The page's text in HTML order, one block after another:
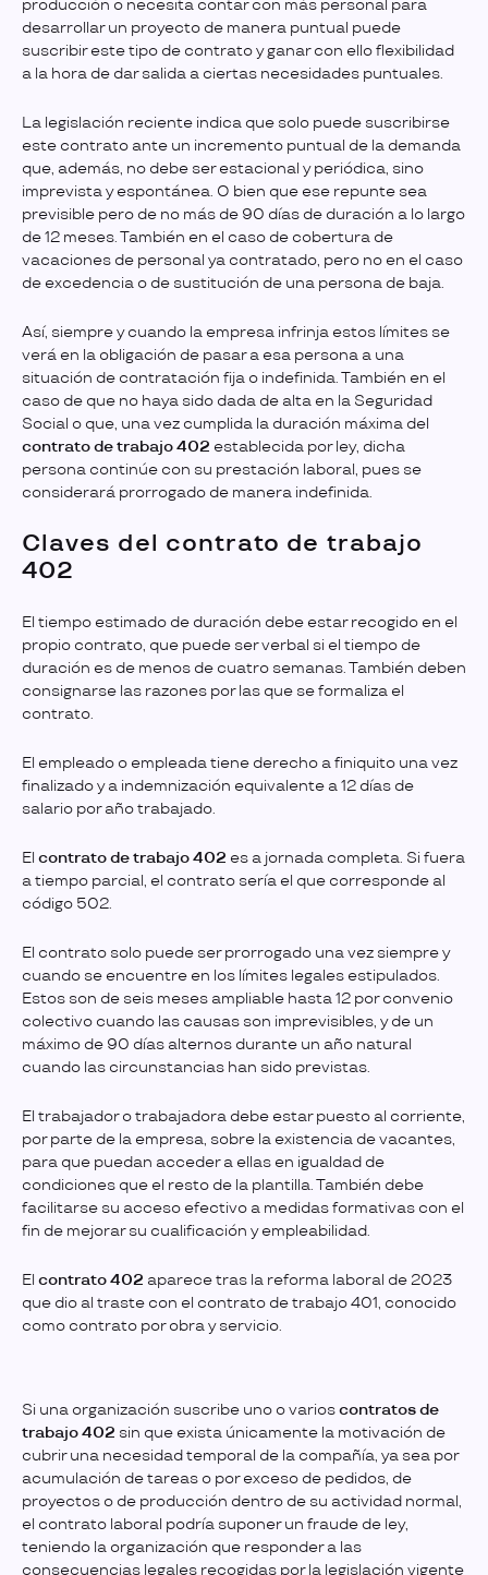
producción o necesita contar con más personal para
desarrollar un proyecto de manera puntual puede
suscribir este tipo de contrato y ganar con ello flexibilidad
a la hora de dar salida a ciertas necesidades puntuales.
La legislación reciente indica que solo puede suscribirse
este contrato ante un incremento puntual de la demanda
que, además, no debe ser estacional y periódica, sino
imprevista y espontánea. O bien que ese repunte sea
previsible pero de no más de 90 días de duración a lo largo
de 12 meses. También en el caso de cobertura de
vacaciones de personal ya contratado, pero no en el caso
de excedencia o de sustitución de una persona de baja.
Así, siempre y cuando la empresa infrinja estos límites se
verá en la obligación de pasar a esa persona a una
situación de contratación fija o indefinida. También en el
caso de que no haya sido dada de alta en la Seguridad
Social o que, una vez cumplida la duración máxima del
contrato de trabajo 402 establecida por ley, dicha
persona continúe con su prestación laboral, pues se
considerará prorrogado de manera indefinida.
Claves del contrato de trabajo
402
El tiempo estimado de duración debe estar recogido en el
propio contrato, que puede ser verbal si el tiempo de
duración es de menos de cuatro semanas. También deben
consignarse las razones por las que se formaliza el
contrato.
El empleado o empleada tiene derecho a finiquito una vez
finalizado y a indemnización equivalente a 12 días de
salario por año trabajado.
El contrato de trabajo 402 es a jornada completa. Si fuera
a tiempo parcial, el contrato sería el que corresponde al
código 502.
El contrato solo puede ser prorrogado una vez siempre y
cuando se encuentre en los límites legales estipulados.
Estos son de seis meses ampliable hasta 12 por convenio
colectivo cuando las causas son imprevisibles, y de un
máximo de 90 días alternos durante un año natural
cuando las circunstancias han sido previstas.
El trabajador o trabajadora debe estar puesto al corriente,
por parte de la empresa, sobre la existencia de vacantes,
para que puedan acceder a ellas en igualdad de
condiciones que el resto de la plantilla. También debe
facilitarse su acceso efectivo a medidas formativas con el
fin de mejorar su cualificación y empleabilidad.
El contrato 402 aparece tras la reforma laboral de 2023
que dio al traste con el contrato de trabajo 401, conocido
como contrato por obra y servicio.
Si una organización suscribe uno o varioscontratos de
trabajo 402 sin que exista únicamente la motivación de
cubrir una necesidad temporal de la compañía, ya sea por
acumulación de tareas o por exceso de pedidos, de
proyectos o de producción dentro de su actividad normal,
el contrato laboral podría suponer un fraude de ley,
teniendo la organización que responder a las
consecuencias legales recogidas por la legislación vigente